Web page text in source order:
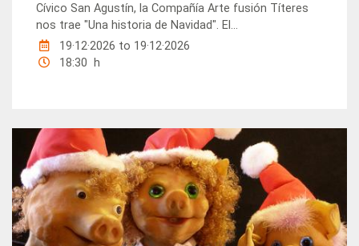
Cívico San Agustín, la Compañía Arte fusión Títeres
nos trae "Una historia de Navidad". El...
19·12·2026 to 19·12·2026
18:30 h